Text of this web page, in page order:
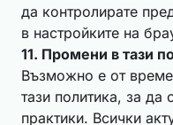
да контролирате
в настройките на
11. Промени в тази
Възможно е от
тази политика, за
практики. Всички